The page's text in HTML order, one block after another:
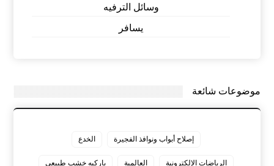
وسائل الترفيه
يسافر
موضوعات شائعة
إصلاح أبواب ونوافذ الفجيرة الخدع
الرياضات الإلكترونية العالمية باركيه خشب طبيعي